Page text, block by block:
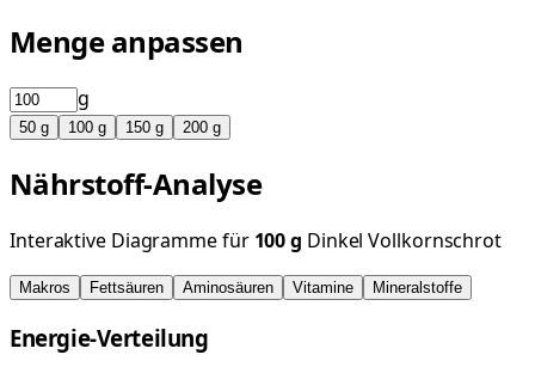
Menge anpassen
g
50 g 100 g 150 g 200 g
Nährstoff-Analyse
Interaktive Diagramme für 100g Dinkel Vollkornschrot
Makros Fettsäuren Aminosäuren Vitamine Mineralstoffe
Energie-Verteilung